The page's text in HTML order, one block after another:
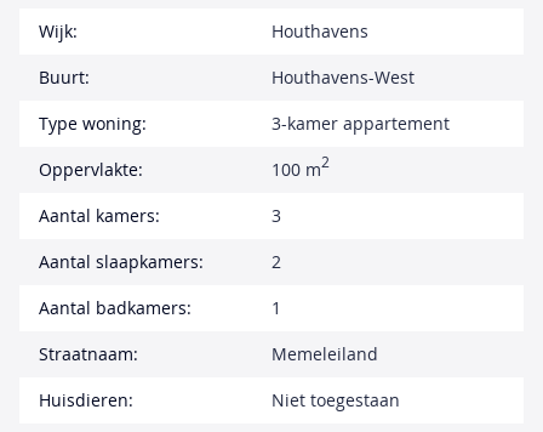
Wijk:
Houthavens
Buurt:
Houthavens-West
Type woning:
3-kamer appartement
Oppervlakte:
100 m2
Aantal kamers:
3
Aantal slaapkamers:
2
Aantal badkamers:
1
Straatnaam:
Memeleiland
Huisdieren:
Niet toegestaan